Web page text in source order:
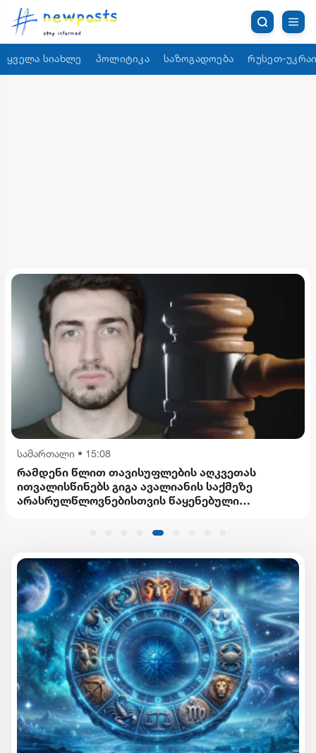
ყველა სიახლე პოლიტიკა საზოგადოება რუსეთ-
სამართალი • 15:08
რამდენი წლით თავისუფლების აღკვეთას
ითვალისწინებს გიგა ავალიანის საქმეზე
არასრულწლოვნებისთვის წაყენებული